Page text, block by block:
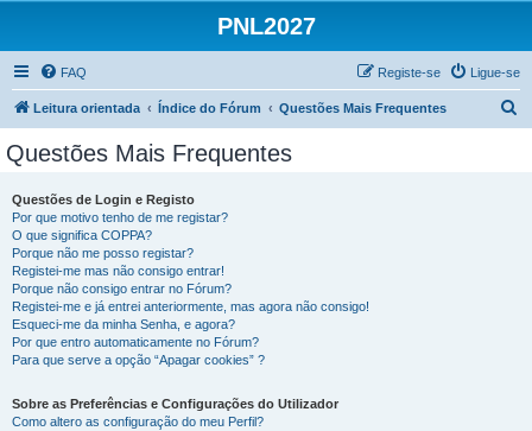
PNL2027
FAQ Ligue-se
Registe-se
Leitura orientada Índice do Fórum Questões Mais Frequentes
Questões Mais Frequentes
Questões de Login e Registo
Por que motivo tenho de me registar?
O que significa COPPA?
Porque não me posso registar?
Registei-me mas não consigo entrar!
Porque não consigo entrar no Fórum?
Registei-me e já entrei anteriormente, mas agora não consigo!
Esqueci-me da minha Senha, e agora?
Por que entro automaticamente no Fórum?
Para que serve a opção “Apagar cookies” ?
Sobre as Preferências e Configurações do Utilizador
Como altero as configuração do meu Perfil?